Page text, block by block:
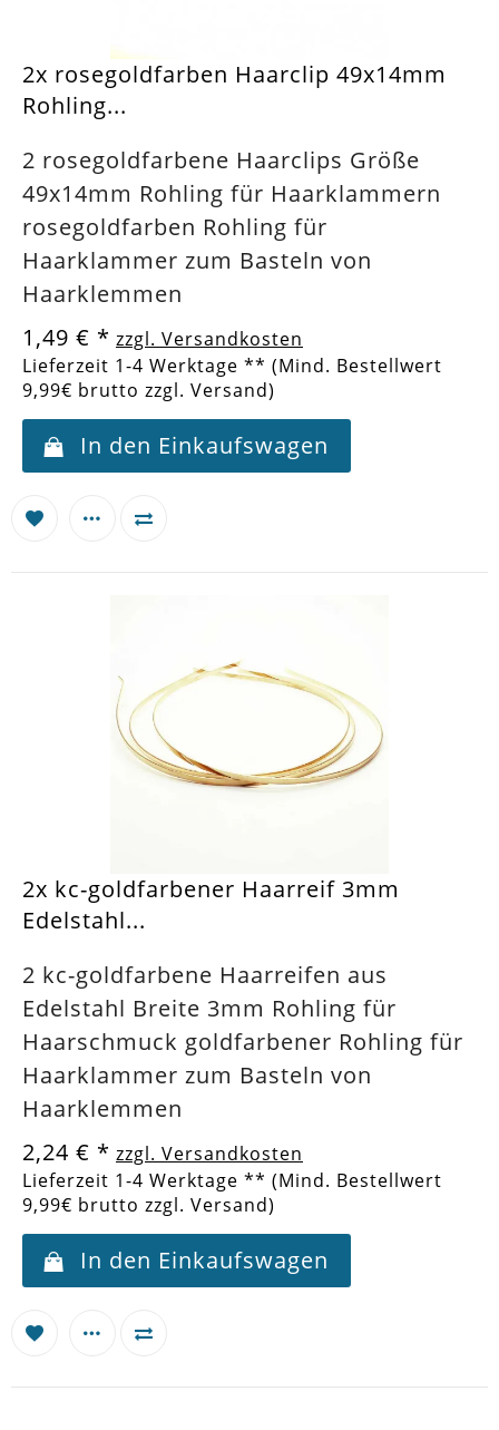
2x rosegoldfarben Haarclip 49x14mm
Rohling...
2 rosegoldfarbene Haarclips Größe
49x14mm Rohling für Haarklammern
rosegoldfarben Rohling für
Haarklammer zum Basteln von
Haarklemmen
1,49 € * zzgl. Versandkosten
Lieferzeit 1-4 Werktage ** (Mind. Bestellwert
9,99€ brutto zzgl. Versand)
In den Einkaufswagen
2x kc-goldfarbener Haarreif 3mm
Edelstahl...
2 kc-goldfarbene Haarreifen aus
Edelstahl Breite 3mm Rohling für
Haarschmuck goldfarbener Rohling für
Haarklammer zum Basteln von
Haarklemmen
2,24 € * zzgl. Versandkosten
Lieferzeit 1-4 Werktage ** (Mind. Bestellwert
9,99€ brutto zzgl. Versand)
In den Einkaufswagen